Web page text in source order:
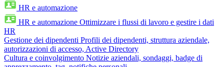
HR e automazione
HR e automazione Ottimizzare i flussi di lavoro e gestire i dati
HR
Gestione dei dipendenti Profili dei dipendenti, struttura aziendale,
autorizzazioni di accesso, Active Directory
Cultura e coinvolgimento Notizie aziendali, sondaggi, badge di